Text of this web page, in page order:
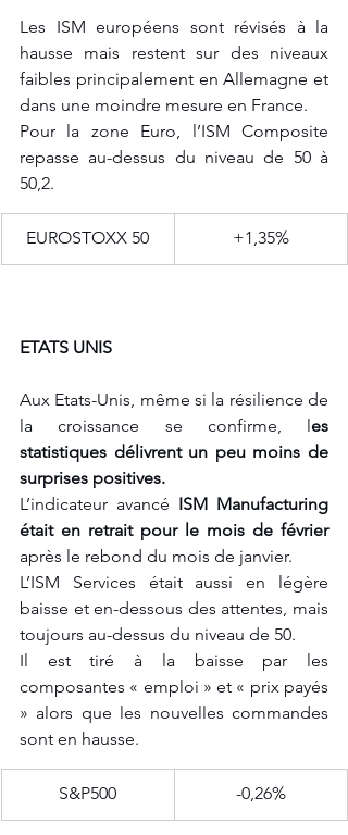
Les ISM européens sont révisés à la
hausse mais restent sur des niveaux
faibles principalement en Allemagne et
dans une moindre mesure en France.
Pour la zone Euro, l’ISM Composite
repasse au-dessus du niveau de 50 à
50,2.
EUROSTOXX 50 +1,35%
ETATS UNIS
Aux Etats-Unis, même si la résilience de
la croissance se confirme, les
statistiques délivrent un peu moins de
surprises positives.
L’indicateur avancé ISM Manufacturing
était en retrait pour le mois de février
après le rebond du mois de janvier.
L’ISM Services était aussi en légère
baisse et en-dessous des attentes, mais
toujours au-dessus du niveau de 50.
Il est tiré à la baisse par les
composantes « emploi » et « prix payés
» alors que les nouvelles commandes
sont en hausse.
​S&P500 -0,26%